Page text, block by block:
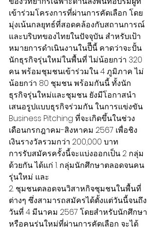
เข้าร่วมโครงการที่ผ่านการคัดเลือก โดย
มุ่งเน้นกลยุทธ์ที่สอดคล้องกับสถานการณ์
และบริบทของไทยในปัจจุบัน สำหรับเป้า
หมายการดำเนินงานในปีีนี้ คาดว่าจะปั้น
นักธุรกิจรุ่นใหม่ในพื้นที่ ไม่น้อยกว่า 320
คน พร้อมชุมชนเข้าร่วมใน 4 ภูมิภาค ไม่
น้อยกว่า 80 ชุมชน พร้อมกันนี้ ทั้งนัก
ธุรกิจรุ่นใหม่และชุมชน ยังมีโอกาสนำ
เสนอรูปแบบธุรกิจร่วมกัน ในการแข่งขัน
Business Pitching ที่จะเกิดขึ้นในช่วง
เดือนกรกฎาคม-สิงหาคม 2567 เพื่อชิง
เงินรางวัลรวมกว่า 200,000 บาท
การรับสมัครครั้งนี้จะแบ่งออกเป็น 2 กลุ่ม
ด้วยกัน ได้แก่ 1. กลุ่มนักศึกษาตลอดจนคน
รุ่นใหม่ และ
2. ชุมชนตลอดจนวิสาหกิจชุมชนในพื้นที่
ต่างๆ ซึ่งสามารถสมัครได้ตั้งแต่วันนี้จนถึง
วันที่ 4 มีนาคม 2567 โดยสำหรับนักศึกษา
หรือคนรุ่นใหม่ที่ผ่านการคัดเลือก จะได้